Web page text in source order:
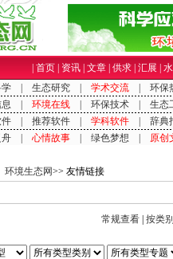
首页 资讯 文章 供求 汇展
环境生态网>> 友情链接
常规查看 按类